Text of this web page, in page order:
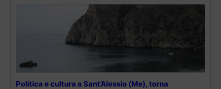
Politica e cultura a Sant’Alessio (Me), torna